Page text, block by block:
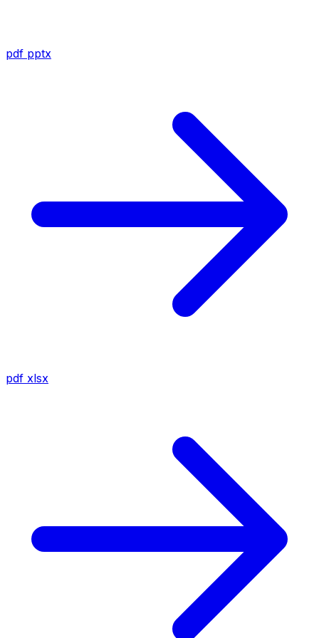
pdf pptx
pdf xlsx